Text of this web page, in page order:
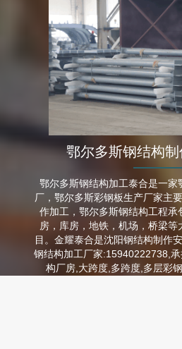
鄂尔多斯钢结构制
鄂尔多斯钢结构加工泰合是一家
厂，鄂尔多斯彩钢板生产厂家主
作加工，鄂尔多斯钢结构工程承
房，库房，地铁，机场，桥梁等
目。金耀泰合是沈阳钢结构制作
钢结构加工厂家:15940222738,
构厂房,大跨度,多跨度,多层彩